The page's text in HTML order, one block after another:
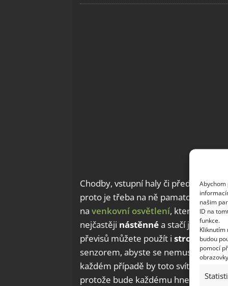
Abychom
našim
ID na
funkce.
Kliknutím
budou
pomocí
Chodby, vstupní haly či předsíně
proto je třeba na ně pamatovat i při
na venkovní osvětlení, které je
nejčastěji nástěnnéa stačí jej uchytit
převisů můžete použít i stropní
senzorem, abyste se nemuseli
každém případě by toto svítidlo mělo
protože bude každému hned na